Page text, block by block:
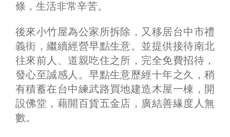
條，生活非常辛苦。
後來小竹屋為公家所拆除，又移居台中市禮
義街，繼續經營早點生意。並提供接待南北
往來前人、道親吃住之所，完全免費招待，
發心至誠感人。早點生意歷經十年之久，稍
有積蓄在台中練武路買地建造木屋一棟，開
設佛堂，藉開百貨五金店，廣結善緣度人無
數。